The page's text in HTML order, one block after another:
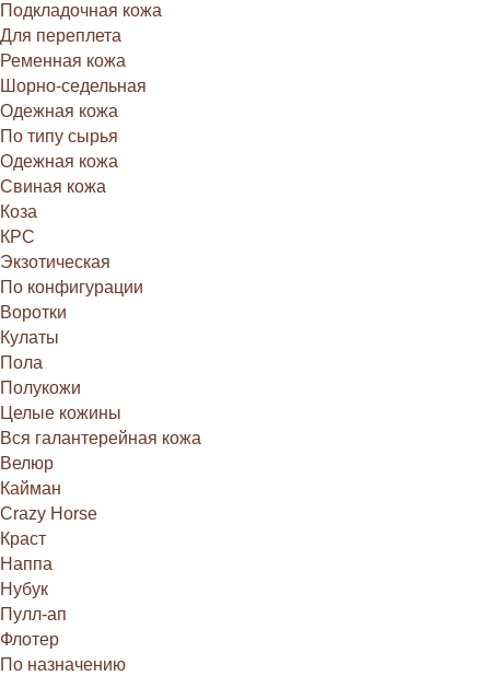
Подкладочная кожа
Для переплета
Ременная кожа
Шорно-седельная
Одежная кожа
По типу сырья
Одежная кожа
Свиная кожа
Коза
КРС
Экзотическая
По конфигурации
Воротки
Кулаты
Пола
Полукожи
Целые кожины
Вся галантерейная кожа
Велюр
Кайман
Crazy Horse
Краст
Наппа
Нубук
Пулл-ап
Флотер
По назначению